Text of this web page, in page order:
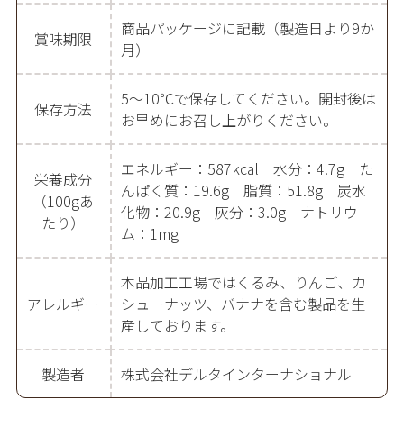
賞味期限
商品パッケージに記載（製造日より9か
月）
保存方法
5～10℃で保存してください。開封後は
お早めにお召し上がりください。
栄養成分
（100gあ
たり）
エネルギー：587kcal 水分：4.7g た
んぱく質：19.6g 脂質：51.8g 炭水
化物：20.9g 灰分：3.0g ナトリウ
ム：1mg
アレルギー
本品加工工場ではくるみ、りんご、カ
シューナッツ、バナナを含む製品を生
産しております。
製造者 株式会社デルタインターナショナル